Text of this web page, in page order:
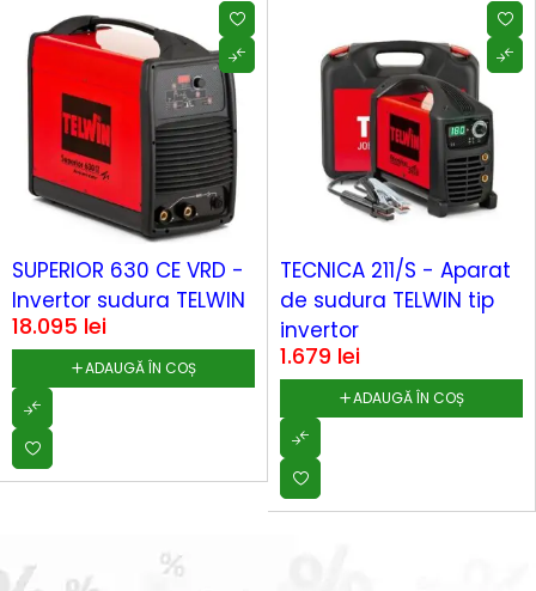
SUPERIOR 630 CE VRD -
Invertor sudura TELWIN
18.095 lei
ADAUGĂ ÎN COȘ
TECNICA 211/S - Aparat
de sudura TELWIN tip
invertor
1.679 lei
ADAUGĂ ÎN COȘ